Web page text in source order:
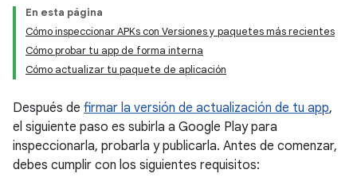
En esta página
Cómo inspeccionar APKs con Versiones y paquetes más recientes
Cómo probar tu app de forma interna
Cómo actualizar tu paquete de aplicación
Después de firmar la versión de actualización de tu app,
el siguiente paso es subirla a Google Play para
inspeccionarla, probarla y publicarla. Antes de comenzar,
debes cumplir con los siguientes requisitos: